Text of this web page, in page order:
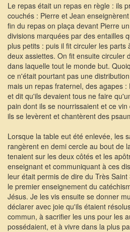
Le repas était un repas en règle : ils
couchés : Pierre et Jean
fin du repas on plaça devant Pierre
divisions marquées par des entailles
plus petits : puis il fit circuler les parts
deux assiettes. On fit ensuite circuler
dans laquelle tout le monde but.
ce n'était pourtant pas une
mais un repas fraternel, des agapes
et dit qu'ils devaient tous ne faire
pain dont ils se nourrissaient et ce
ils se levèrent et chantèrent des
Lorsque la table eut été enlevée, les
rangèrent en demi cercle au bout de
tenaient sur les deux côtés et les
enseignant et communiquant à ces
leur était permis de dire du Très
le premier enseignement du
Jésus. Je les vis ensuite se donner
déclarer avec joie qu'ils étaient
commun, à sacrifier les uns pour les
possédaient, et à vivre dans la plus